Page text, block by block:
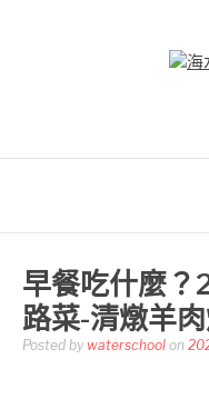
早餐吃什麼
路菜-清燉羊
Posted by waterschool on